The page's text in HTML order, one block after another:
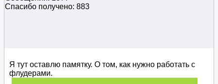
Спасибо получено: 883
Я тут оставлю памятку. О том, как нужно работать с
флудерами.